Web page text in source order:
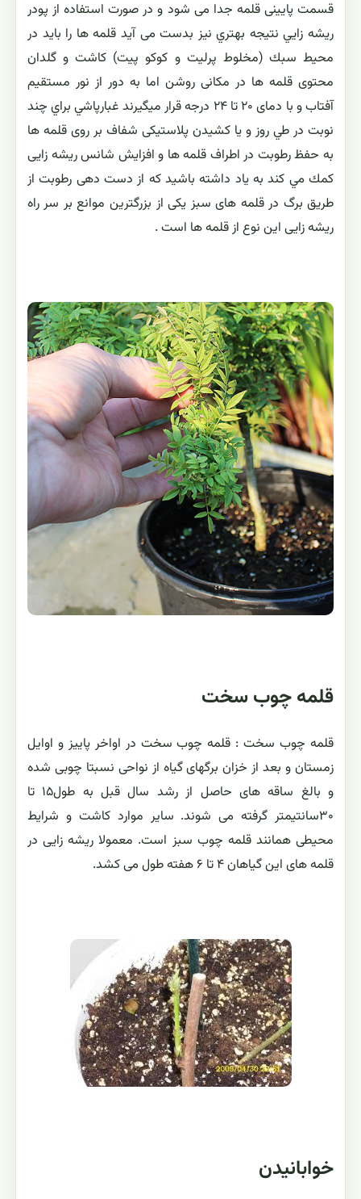
قسمت پايينی قلمه جدا می شود و در صورت استفاده از پودر
ريشه زايي نتيجه بهتري نيز بدست می آيد قلمه ها را بايد در
محيط سبك (مخلوط پرليت و كوكو پيت) كاشت و گلدان
محتوی قلمه ها در مكانی روشن اما به دور از نور مستقيم
آفتاب و با دمای ۲۰ تا ۲۴ درجه قرار ميگيرند غبارپاشي براي چند
نوبت در طي روز و يا كشيدن پلاستيكی شفاف بر روی قلمه ها
به حفظ رطوبت در اطراف قلمه ها و افزايش شانس ريشه زایی
كمك مي كند به ياد داشته باشيد كه از دست دهی رطوبت از
طريق برگ در قلمه های سبز يكی از بزرگترين موانع بر سر راه
ريشه زایی اين نوع از قلمه ها است .
قلمه چوب سخت
قلمه چوب سخت : قلمه چوب سخت در اواخر پاييز و اوايل
زمستان و بعد از خزان برگهای گياه از نواحی نسبتا چوبی شده
و بالغ ساقه های حاصل از رشد سال قبل به طول۱۵ تا
۳۰سانتيمتر گرفته می شوند. ساير موارد كاشت و شرايط
محيطی همانند قلمه چوب سبز است. معمولا ريشه زایی در
قلمه های اين گياهان ۴ تا ۶ هفته طول می كشد.
خوابانيدن